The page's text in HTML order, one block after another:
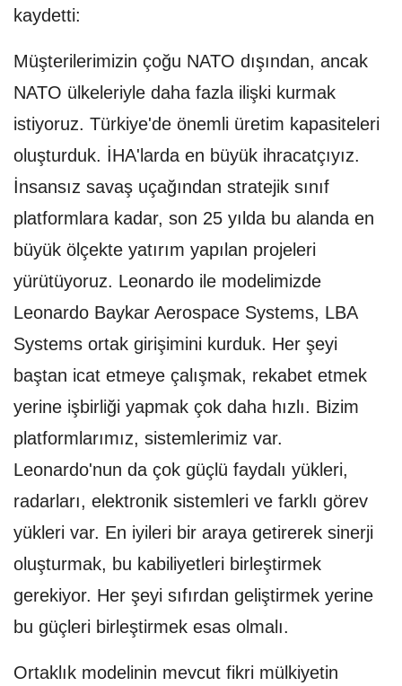
kaydetti:
Müşterilerimizin çoğu NATO dışından, ancak
NATO ülkeleriyle daha fazla ilişki kurmak
istiyoruz. Türkiye'de önemli üretim kapasiteleri
oluşturduk. İHA'larda en büyük ihracatçıyız.
İnsansız savaş uçağından stratejik sınıf
platformlara kadar, son 25 yılda bu alanda en
büyük ölçekte yatırım yapılan projeleri
yürütüyoruz. Leonardo ile modelimizde
Leonardo Baykar Aerospace Systems, LBA
Systems ortak girişimini kurduk. Her şeyi
baştan icat etmeye çalışmak, rekabet etmek
yerine işbirliği yapmak çok daha hızlı. Bizim
platformlarımız, sistemlerimiz var.
Leonardo'nun da çok güçlü faydalı yükleri,
radarları, elektronik sistemleri ve farklı görev
yükleri var. En iyileri bir araya getirerek sinerji
oluşturmak, bu kabiliyetleri birleştirmek
gerekiyor. Her şeyi sıfırdan geliştirmek yerine
bu güçleri birleştirmek esas olmalı.
Ortaklık modelinin mevcut fikri mülkiyetin